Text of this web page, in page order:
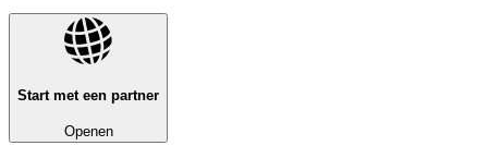
Start met een partner
Openen